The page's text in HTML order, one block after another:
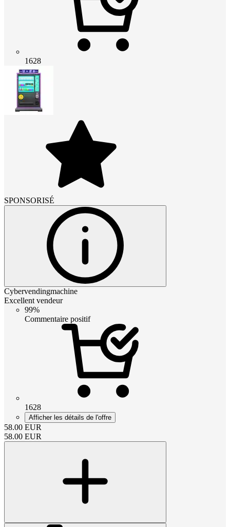
1628
SPONSORISÉ
Cybervendingmachine
Excellent vendeur
99%
Commentaire positif
1628
Afficher les détails de l'offre
58.00 EUR
58.00 EUR